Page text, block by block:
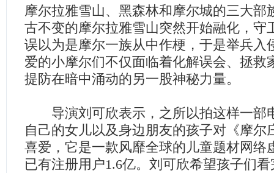
摩尔拉雅雪山、黑森林和摩尔城的三大部
古不变的摩尔拉雅雪山突然开始融化，守
误以为是摩尔一族从中作梗，于是举兵入
爱的小摩尔们不仅面临着化解误会、拯救
提防在暗中涌动的另一股神秘力量。
导演刘可欣表示，之所以拍这样一部
自己的女儿以及身边朋友的孩子对《摩尔
喜爱，它是一款风靡全球的儿童题材网络
已有注册用户1.6亿。刘可欣希望孩子们